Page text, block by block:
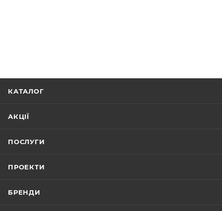
КАТАЛОГ
АКЦІЇ
ПОСЛУГИ
ПРОЕКТИ
БРЕНДИ